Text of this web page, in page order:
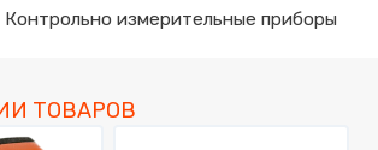
Контрольно измерительные приборы
ТОВАРОВ